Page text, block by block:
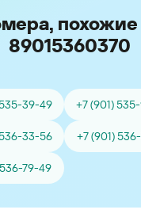
похожие
89015360370
39-49 +7 (901)
33-56 +7 (901)
79-49